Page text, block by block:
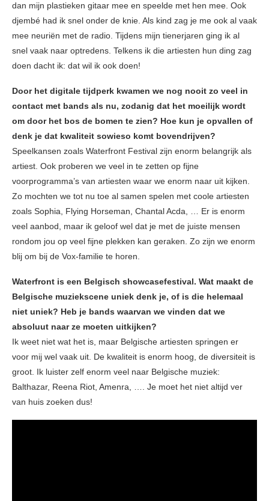
dan mijn plastieken gitaar mee en speelde met hen mee. Ook
djembé had ik snel onder de knie. Als kind zag je me ook al vaak
mee neuriën met de radio. Tijdens mijn tienerjaren ging ik al
snel vaak naar optredens. Telkens ik die artiesten hun ding zag
doen dacht ik: dat wil ik ook doen!
Door het digitale tijdperk kwamen we nog nooit zo veel in
contact met bands als nu, zodanig dat het moeilijk wordt
om door het bos de bomen te zien? Hoe kun je opvallen of
denk je dat kwaliteit sowieso komt bovendrijven?
Speelkansen zoals Waterfront Festival zijn enorm belangrijk als
artiest. Ook proberen we veel in te zetten op fijne
voorprogramma’s van artiesten waar we enorm naar uit kijken.
Zo mochten we tot nu toe al samen spelen met coole artiesten
zoals Sophia, Flying Horseman, Chantal Acda, … Er is enorm
veel aanbod, maar ik geloof wel dat je met de juiste mensen
rondom jou op veel fijne plekken kan geraken. Zo zijn we enorm
blij om bij de Vox-familie te horen.
Waterfront is een Belgisch showcasefestival. Wat maakt de
Belgische muziekscene uniek denk je, of is die helemaal
niet uniek? Heb je bands waarvan we vinden dat we
absoluut naar ze moeten uitkijken?
Ik weet niet wat het is, maar Belgische artiesten springen er
voor mij wel vaak uit. De kwaliteit is enorm hoog, de diversiteit is
groot. Ik luister zelf enorm veel naar Belgische muziek:
Balthazar, Reena Riot, Amenra, …. Je moet het niet altijd ver
van huis zoeken dus!